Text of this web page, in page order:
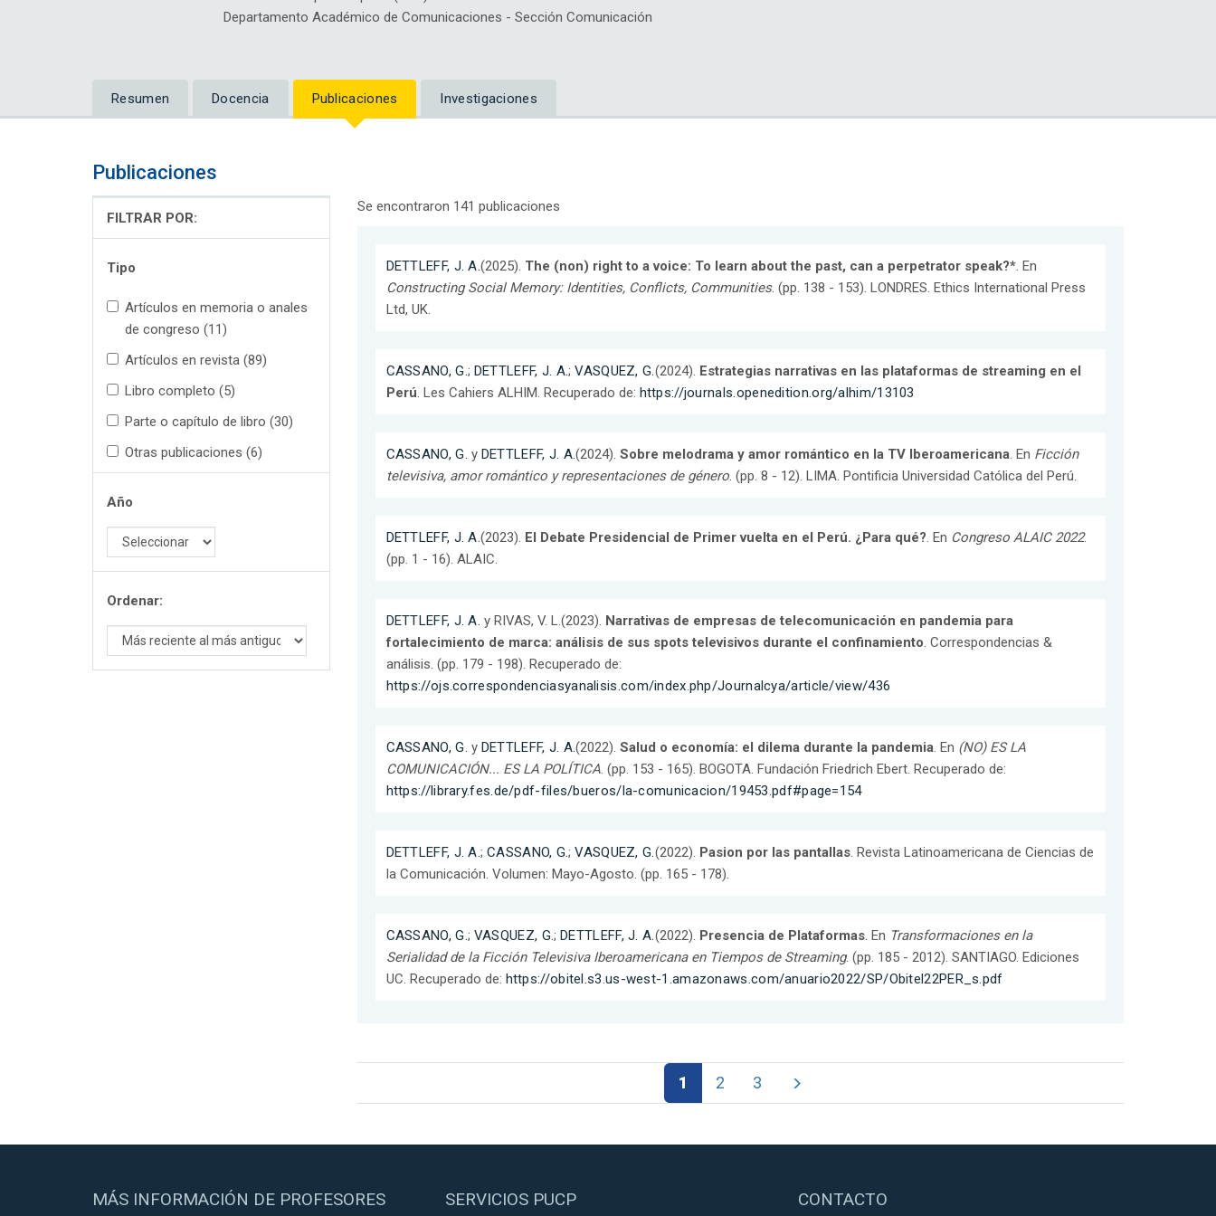
Departamento Académico de Comunicaciones - Sección Comunicación
Resumen Docencia Publicaciones Investigaciones
Publicaciones
FILTRAR POR:
Tipo
Artículos en memoria o anales
de congreso (11)
Artículos en revista (89)
Libro completo (5)
Parte o capítulo de libro (30)
Otras publicaciones (6)
Año
Ordenar:
Se encontraron 141 publicaciones
DETTLEFF, J. A.(2025). The (non) right to a voice: To learn about the past, can a perpetrator speak?*. En
Constructing Social Memory: Identities, Conflicts, Communities. (pp. 138 - 153). LONDRES. Ethics International Press
Ltd, UK.
CASSANO, G.; DETTLEFF, J. A.;VASQUEZ, G.(2024). Estrategias narrativas en las plataformas de streaming en el
Perú. Les Cahiers ALHIM. Recuperado de: https://journals.openedition.org/alhim/13103
CASSANO, G. y DETTLEFF, J. A.(2024).Sobre melodrama y amor romántico en la TV Iberoamericana. En Ficción
televisiva, amor romántico y representaciones de género. (pp. 8 - 12). LIMA. Pontificia Universidad Católica del Perú.
DETTLEFF, J. A.(2023). El Debate Presidencial de Primer vuelta en el Perú. ¿Para qué?. En Congreso ALAIC 2022.
(pp. 1 - 16). ALAIC.
DETTLEFF, J. A. y RIVAS, V. L.(2023). Narrativas de empresas de telecomunicación en pandemia para
fortalecimiento de marca: análisis de sus spots televisivos durante el confinamiento. Correspondencias &
análisis. (pp. 179 - 198). Recuperado de:
https://ojs.correspondenciasyanalisis.com/index.php/Journalcya/article/view/436
CASSANO, G. y DETTLEFF, J. A.(2022).Salud o economía: el dilema durante la pandemia. En (NO) ES LA
COMUNICACIÓN... ES LA POLÍTICA. (pp. 153 - 165). BOGOTA. Fundación Friedrich Ebert. Recuperado de:
https://library.fes.de/pdf-files/bueros/la-comunicacion/19453.pdf#page=154
DETTLEFF, J. A.; CASSANO, G.;VASQUEZ, G.(2022). Pasion por las pantallas. Revista Latinoamericana de Ciencias de
la Comunicación. Volumen: Mayo-Agosto. (pp. 165 - 178).
CASSANO, G.; VASQUEZ, G.; DETTLEFF, J. A.(2022). Presencia de Plataformas. En Transformaciones en la
Serialidad de la Ficción Televisiva Iberoamericana en Tiempos de Streaming. (pp. 185 - 2012). SANTIAGO. Ediciones
UC. Recuperado de: https://obitel.s3.us-west-1.amazonaws.com/anuario2022/SP/Obitel22PER_s.pdf
1 2 3
MÁS INFORMACIÓN DE PROFESORES
SERVICIOS PUCP CONTACTO